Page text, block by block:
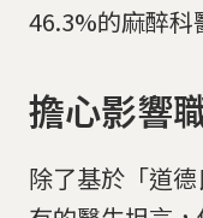
46.3%的麻醉科
擔心影響
除了基於「道